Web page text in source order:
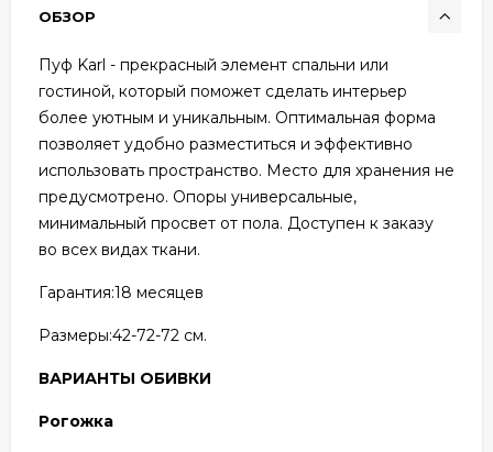
ОБЗОР
Пуф Karl - прекрасный элемент спальни или
гостиной, который поможет сделать интерьер
более уютным и уникальным. Оптимальная форма
позволяет удобно разместиться и эффективно
использовать пространство. Место для хранения не
предусмотрено. Опоры универсальные,
минимальный просвет от пола. Доступен к заказу
во всех видах ткани.
Гарантия:18 месяцев
Размеры:42-72-72 см.
ВАРИАНТЫ ОБИВКИ
Рогожка